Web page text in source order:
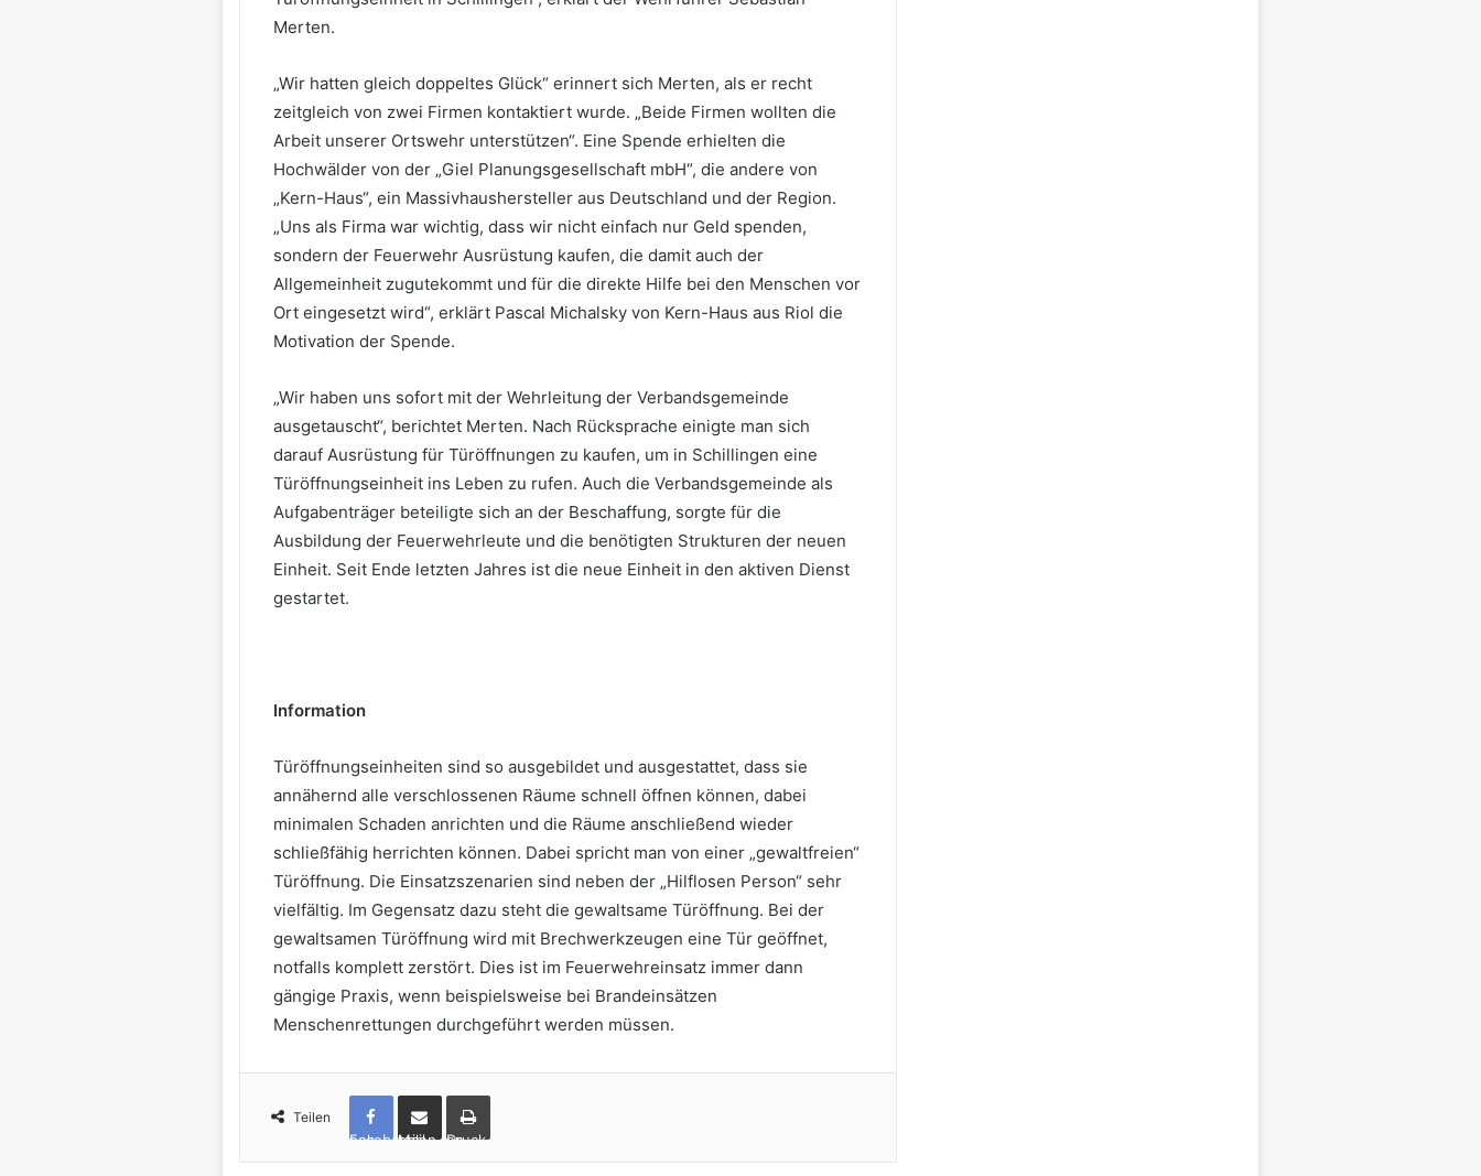
Merten.
„Wir hatten gleich doppeltes Glück“ erinnert sich Merten, als er recht
zeitgleich von zwei Firmen kontaktiert wurde. „Beide Firmen wollten die
Arbeit unserer Ortswehr unterstützen“. Eine Spende erhielten die
Hochwälder von der „Giel Planungsgesellschaft mbH“, die andere von
„Kern-Haus“, ein Massivhaushersteller aus Deutschland und der Region.
„Uns als Firma war wichtig, dass wir nicht einfach nur Geld spenden,
sondern der Feuerwehr Ausrüstung kaufen, die damit auch der
Allgemeinheit zugutekommt und für die direkte Hilfe bei den Menschen vor
Ort eingesetzt wird“, erklärt Pascal Michalsky von Kern-Haus aus Riol die
Motivation der Spende.
„Wir haben uns sofort mit der Wehrleitung der Verbandsgemeinde
ausgetauscht“, berichtet Merten. Nach Rücksprache einigte man sich
darauf Ausrüstung für Türöffnungen zu kaufen, um in Schillingen eine
Türöffnungseinheit ins Leben zu rufen. Auch die Verbandsgemeinde als
Aufgabenträger beteiligte sich an der Beschaffung, sorgte für die
Ausbildung der Feuerwehrleute und die benötigten Strukturen der neuen
Einheit. Seit Ende letzten Jahres ist die neue Einheit in den aktiven Dienst
gestartet.
Information
Türöffnungseinheiten sind so ausgebildet und ausgestattet, dass sie
annähernd alle verschlossenen Räume schnell öffnen können, dabei
minimalen Schaden anrichten und die Räume anschließend wieder
schließfähig herrichten können. Dabei spricht man von einer „gewaltfreien“
Türöffnung. Die Einsatzszenarien sind neben der „Hilflosen Person“ sehr
vielfältig. Im Gegensatz dazu steht die gewaltsame Türöffnung. Bei der
gewaltsamen Türöffnung wird mit Brechwerkzeugen eine Tür geöffnet,
notfalls komplett zerstört. Dies ist im Feuerwehreinsatz immer dann
gängige Praxis, wenn beispielsweise bei Brandeinsätzen
Menschenrettungen durchgeführt werden müssen.
Teilen
Facebook per Mail teilen Drucken